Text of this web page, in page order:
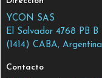
YCON SAS
El Salvador 4768 PB B
(1414) CABA, Argentina
Contacto